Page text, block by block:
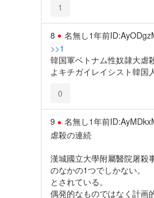
1
8 名無し1年前
>>1
韓国軍ベトナム性奴隷大虐
よキチガイレイシスト韓国
0
9 名無し1年前
虐殺の連続
漢城國立大學附屬醫院屠殺
のなかの1つでしかない。
とされている。
偶発的なものではなく計画